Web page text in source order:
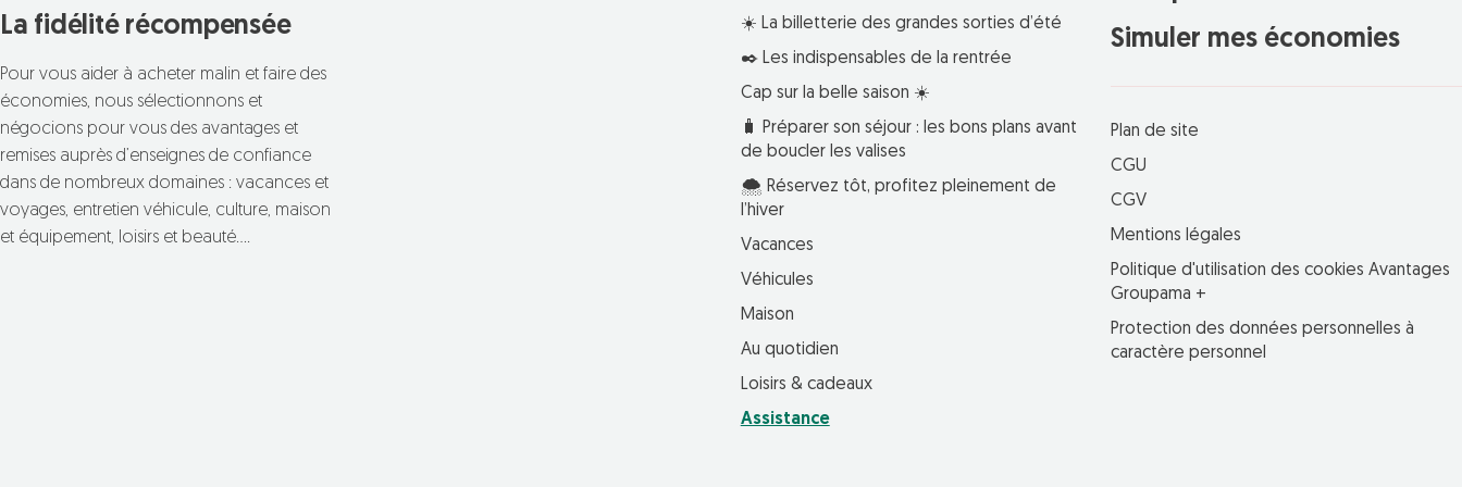
La fidélité récompensée
Pour vous aider à acheter malin et faire des
économies, nous sélectionnons et
négocions pour vous des avantages et
remises auprès d’enseignes de confiance
dans de nombreux domaines : vacances et
voyages, entretien véhicule, culture, maison
et équipement, loisirs et beauté….
☀️ La billetterie des grandes sorties d’été
✒️ Les indispensables de la rentrée
Cap sur la belle saison ☀️
🧳 Préparer son séjour : les bons plans avant
de boucler les valises
🌨️ Réservez tôt, profitez pleinement de
l’hiver
Vacances
Véhicules
Maison
Au quotidien
Loisirs & cadeaux
Assistance
Simuler mes économies
Plan de site
CGU
CGV
Mentions légales
Politique d'utilisation des cookies Avantages
Groupama +
Protection des données personnelles à
caractère personnel